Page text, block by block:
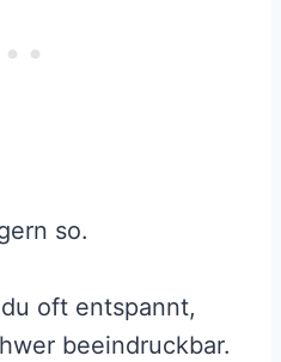
so.
oft entspannt,
beeindruckbar.